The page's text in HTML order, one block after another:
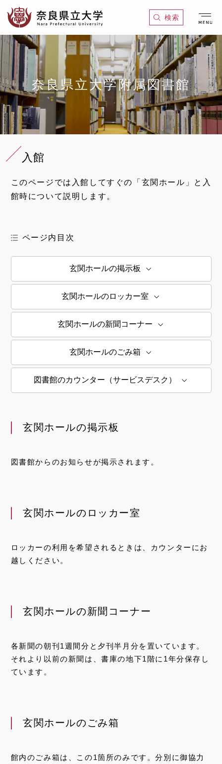
ロ
ー
バ
ル
ナ
ビ
ゲ
ー
シ
ン
文
へ
ー
カ
ル
ナ
ビ
ゲ
ー
シ
ョ
へ
ッ
タ
ー
へ
検索
奈良県立大学附属図書館
入館
このページでは入館してすぐの「玄関ホール」と入
館時について説明します。
ページ内目次
玄関ホールの掲示板
玄関ホールのロッカー室
玄関ホールの新聞コーナー
玄関ホールのごみ箱
図書館のカウンター（サービスデスク）
玄関ホールの掲示板
図書館からのお知らせが掲示されます。
玄関ホールのロッカー室
ロッカーの利用を希望されるときは、カウンターにお
越しください。
玄関ホールの新聞コーナー
各新聞の朝刊1週間分と夕刊半月分を置いています。
それより以前の新聞は、書庫の地下1階に1年分保存し
ています。
玄関ホールのごみ箱
館内のごみ箱は、この1箇所のみです。分別に御協力